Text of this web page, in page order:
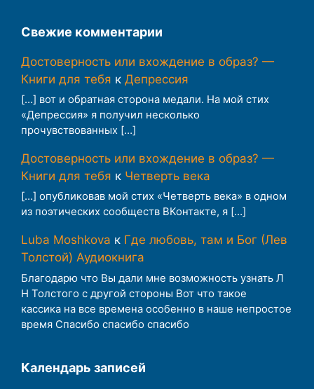
Свежие комментарии
Достоверность или вхождение в образ? —
Книги для тебя к Депрессия
[…] вот и обратная сторона медали. На мой стих
«Депрессия» я получил несколько
прочувствованных […]
Достоверность или вхождение в образ? —
Книги для тебя к Четверть века
[…] опубликовав мой стих «Четверть века» в одном
из поэтических сообществ ВКонтакте, я […]
Luba Moshkova к Где любовь, там и Бог (Лев
Толстой) Аудиокнига
Благодарю что Вы дали мне возможность узнать Л
Н Толстого с другой стороны Вот что такое
кассика на все времена особенно в наше непростое
время Спасибо спасибо спасибо
Календарь записей